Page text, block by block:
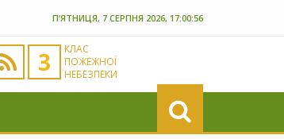
П’ЯТНИЦЯ, 7 СЕРПНЯ 2026, 17:00:56
3
КЛАС
ПОЖЕЖНОЇ
НЕБЕЗПЕКИ